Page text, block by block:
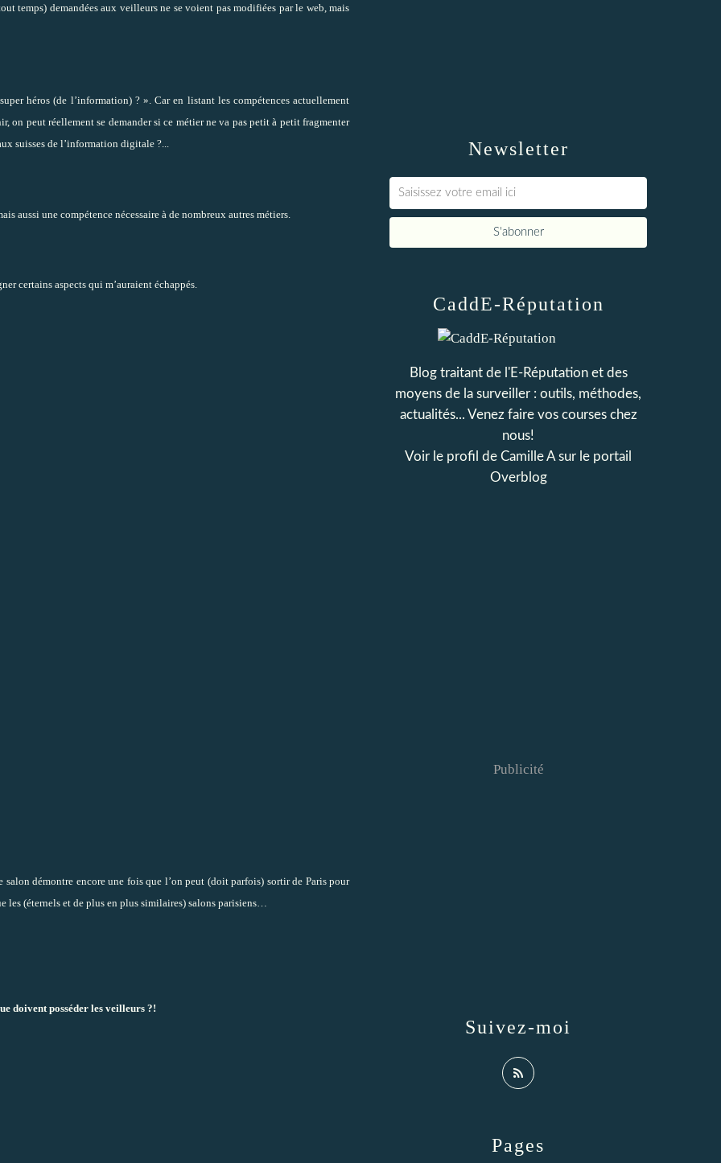
temps) demandées aux veilleurs ne se voient pas modifiées par le web, mais
héros (de l’information) ? ». Car en listant les compétences actuellement
on peut réellement se demander si ce métier ne va pas petit à petit fragmenter
suisses de l’information digitale ?...
aussi une compétence nécessaire à de nombreux autres métiers.
certains aspects qui m’auraient échappés.
démontre encore une fois que l’on peut (doit parfois) sortir de Paris pour
les (éternels et de plus en plus similaires) salons parisiens…
doivent posséder les veilleurs ?!
Newsletter
Pages
CaddE-Réputation
Blog traitant de l'E-Réputation et des
moyens de la surveiller : outils, méthodes,
actualités... Venez faire vos courses chez
nous!
Voir le profil de Camille A sur le portail
Overblog
Suivez-moi
Publicité